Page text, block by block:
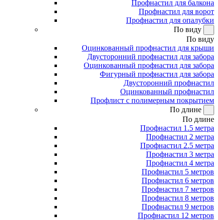
Профнастил для балкона
Профнастил для ворот
Профнастил для опалубки
По виду
По виду
Оцинкованный профнастил для крыши
Двусторонний профнастил для забора
Оцинкованный профнастил для забора
Фигурный профнастил для забора
Двусторонний профнастил
Оцинкованный профнастил
Профлист с полимерным покрытием
По длине
По длине
Профнастил 1.5 метра
Профнастил 2 метра
Профнастил 2.5 метра
Профнастил 3 метра
Профнастил 4 метра
Профнастил 5 метров
Профнастил 6 метров
Профнастил 7 метров
Профнастил 8 метров
Профнастил 9 метров
Профнастил 12 метров